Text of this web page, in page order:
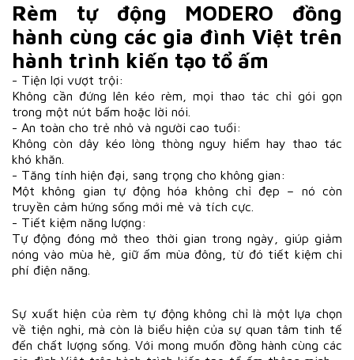
Rèm tự động MODERO đồng
hành cùng các gia đình Việt trên
hành trình kiến tạo tổ ấm
- Tiện lợi vượt trội:
Không cần đứng lên kéo rèm, mọi thao tác chỉ gói gọn
trong một nút bấm hoặc lời nói.
- An toàn cho trẻ nhỏ và người cao tuổi:
Không còn dây kéo lòng thòng nguy hiểm hay thao tác
khó khăn.
- Tăng tính hiện đại, sang trọng cho không gian:
Một không gian tự động hóa không chỉ đẹp – nó còn
truyền cảm hứng sống mới mẻ và tích cực.
- Tiết kiệm năng lượng:
Tự động đóng mở theo thời gian trong ngày, giúp giảm
nóng vào mùa hè, giữ ấm mùa đông, từ đó tiết kiệm chi
phí điện năng.
Sự xuất hiện của rèm tự động không chỉ là một lựa chọn
về tiện nghi, mà còn là biểu hiện của sự quan tâm tinh tế
đến chất lượng sống. Với mong muốn đồng hành cùng các